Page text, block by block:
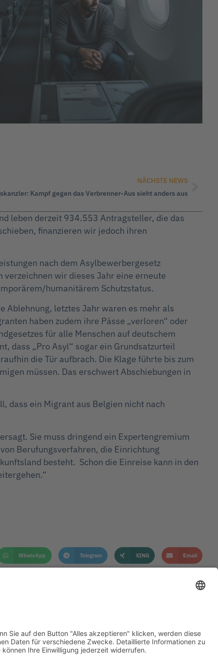
NÄCHSTE NEWS
Kampf gegen das Verbrenner-Aus sieht anders aus
leben derzeit 934.553 Antragsteller, die das
finanzieren wir jedoch ihren
nach dem Asylbewerbergesetz
wir dieses Jahr eine erneute
humanitärem Schutzstatus.
Ablehnung, letztes Jahr waren es mehr als
haben zudem ihre Pässe „verloren“ oder
für alle Menschen auf deutschem
dass „Pro Asyl“ sogar ein Grundsatzurteil
die Tür aufbrach. Die Klage führte bis zum
müssen. Das erschwert Abschiebungen in
dass ein Migrant aus Belgien nicht nach
Sie muss dringend ein Expertengremium
Berufungsverfahren, die Einrichtung
besteht. Schon die Einreise kann in den
WhatsApp Telegram XING Email